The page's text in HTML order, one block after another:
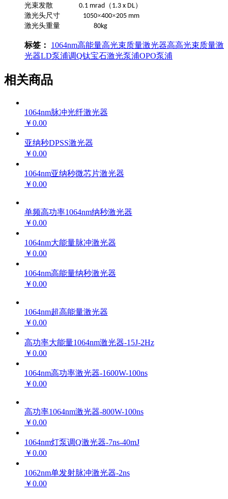
光束发散 0.1 mrad （ 1.3 x DL）
激光头尺寸 1050×400×205 mm
激光头重量 80kg
标签： 1064nm高能量高光束质量激光器高高光束质量激
光器LD泵浦调Q钛宝石激光泵浦OPO泵浦
相关商品
1064nm脉冲光纤激光器
￥0.00
亚纳秒DPSS激光器
￥0.00
1064nm亚纳秒微芯片激光器
￥0.00
单频高功率1064nm纳秒激光器
￥0.00
1064nm大能量脉冲激光器
￥0.00
1064nm高能量纳秒激光器
￥0.00
1064nm超高能量激光器
￥0.00
高功率大能量1064nm激光器-15J-2Hz
￥0.00
1064nm高功率激光器-1600W-100ns
￥0.00
高功率1064nm激光器-800W-100ns
￥0.00
1064nm灯泵调Q激光器-7ns-40mJ
￥0.00
1062nm单发射脉冲激光器-2ns
￥0.00